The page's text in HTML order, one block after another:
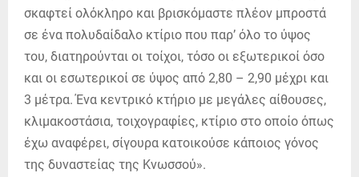
σκαφτεί ολόκληρο και βρισκόμαστε πλέον μπροστά
σε ένα πολυδαίδαλο κτίριο που παρ’ όλο το ύψος
του, διατηρούνται οι τοίχοι, τόσο οι εξωτερικοί όσο
και οι εσωτερικοί σε ύψος από 2,80 – 2,90 μέχρι και
3 μέτρα. Ένα κεντρικό κτήριο με μεγάλες αίθουσες,
κλιμακοστάσια, τοιχογραφίες, κτίριο στο οποίο όπως
έχω αναφέρει, σίγουρα κατοικούσε κάποιος γόνος
της δυναστείας της Κνωσσού».